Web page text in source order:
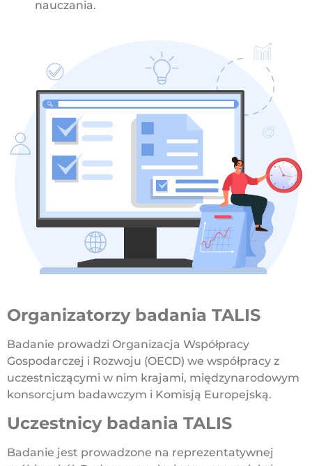
nauczania.
Organizatorzy badania TALIS
Badanie prowadzi Organizacja Współpracy
Gospodarczej i Rozwoju (OECD) we współpracy z
uczestniczącymi w nim krajami, międzynarodowym
konsorcjum badawczym i Komisją Europejską.
Uczestnicy badania TALIS
Badanie jest prowadzone na reprezentatywnej